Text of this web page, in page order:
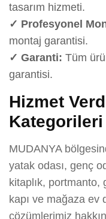
tasarım hizmeti.
✓ Profesyonel
montaj garantisi.
✓ Garanti: Tüm
garantisi.
Hizmet
Kategorileri
MUDANYA
yatak odası, genç
kitaplık, portmanto,
kapı ve mağaza ev
çözümlerimiz